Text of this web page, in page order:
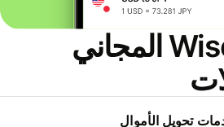
نزّل تطبيق Wise المجاني
تحويل الأموال